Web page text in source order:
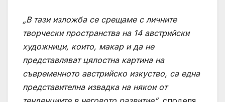
„В тази изложба се срещаме с личните
творчески пространства на 14 австрийски
художници, които, макар и да не
представляват цялостна картина на
съвременното австрийско изкуство, са една
представителна извадка на някои от